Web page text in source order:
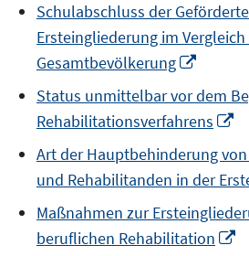
Schulabschluss der
Ersteingliederung im
Gesamtbevölkerung
a
new
window
Status unmittelbar vor dem
Rehabilitationsverfahrens
a
Art der Hauptbehinderung
und Rehabilitanden in der
Maßnahmen zur
beruflichen Rehabilitation